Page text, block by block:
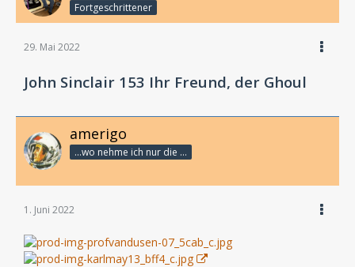
Fortgeschrittener
29. Mai 2022
John Sinclair 153 Ihr Freund, der Ghoul
amerigo
...wo nehme ich nur die Zeit her, so vieles nicht zu hören?
1. Juni 2022